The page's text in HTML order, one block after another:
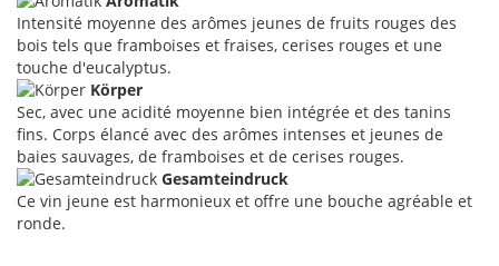
Intensité moyenne des arômes jeunes de fruits rouges des
bois tels que framboises et fraises, cerises rouges et une
touche d'eucalyptus.
Körper
Sec, avec une acidité moyenne bien intégrée et des tanins
fins. Corps élancé avec des arômes intenses et jeunes de
baies sauvages, de framboises et de cerises rouges.
Gesamteindruck
Ce vin jeune est harmonieux et offre une bouche agréable et
ronde.